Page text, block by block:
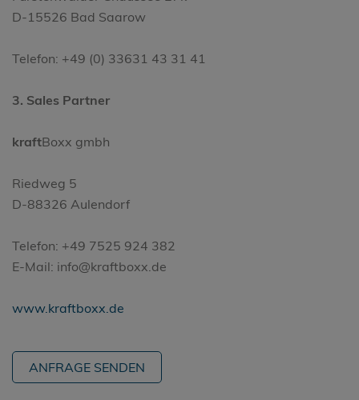
D-15526 Bad Saarow
Telefon: +49 (0) 33631 43 31 41
3. Sales Partner
kraftBoxx gmbh
Riedweg 5
D-88326 Aulendorf
Telefon: +49 7525 924 382
E-Mail: info@kraftboxx.de
www.kraftboxx.de
ANFRAGE SENDEN